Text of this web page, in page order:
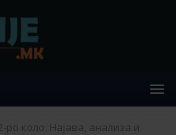
ро коло: Најава, анализа и